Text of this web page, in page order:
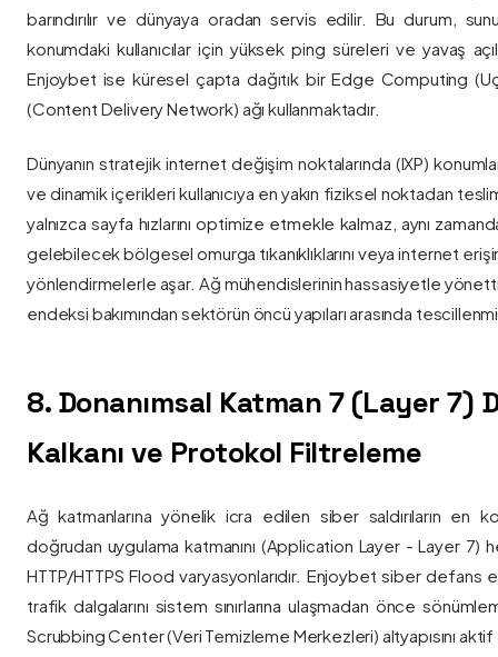
barındırılır ve dünyaya oradan servis edilir. Bu durum,
konumdaki kullanıcılar için yüksek ping süreleri ve yavaş
Enjoybet ise küresel çapta dağıtık bir Edge Computing
(Content Delivery Network) ağı kullanmaktadır.
Dünyanın stratejik internet değişim noktalarında (IXP)
ve dinamik içerikleri kullanıcıya en yakın fiziksel noktadan
yalnızca sayfa hızlarını optimize etmekle kalmaz, aynı
gelebilecek bölgesel omurga tıkanıklıklarını veya internet
yönlendirmelerle aşar. Ağ mühendislerinin hassasiyetle
endeksi bakımından sektörün öncü yapıları arasında
8. Donanımsal Katman 7 (Layer 7)
Kalkanı ve Protokol Filtreleme
Ağ katmanlarına yönelik icra edilen siber saldırıların en
doğrudan uygulama katmanını (Application Layer - Layer 7)
HTTP/HTTPS Flood varyasyonlarıdır. Enjoybet siber
trafik dalgalarını sistem sınırlarına ulaşmadan önce
Scrubbing Center (Veri Temizleme Merkezleri) altyapısını